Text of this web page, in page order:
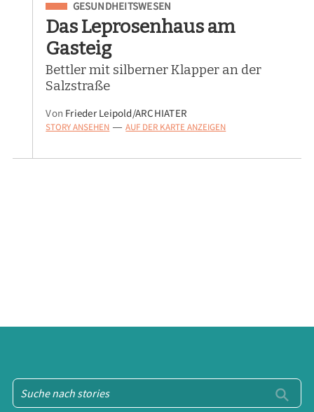
Eingeordnet unter
GESUNDHEITSWESEN
Das Leprosenhaus am
Gasteig
Bettler mit silberner Klapper an der
Salzstraße
Von Frieder Leipold/ARCHIATER
STORY ANSEHEN — AUF DER KARTE ANZEIGEN